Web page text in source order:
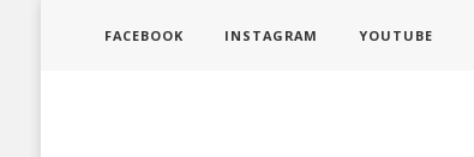
FACEBOOK INSTAGRAM YOUTUBE